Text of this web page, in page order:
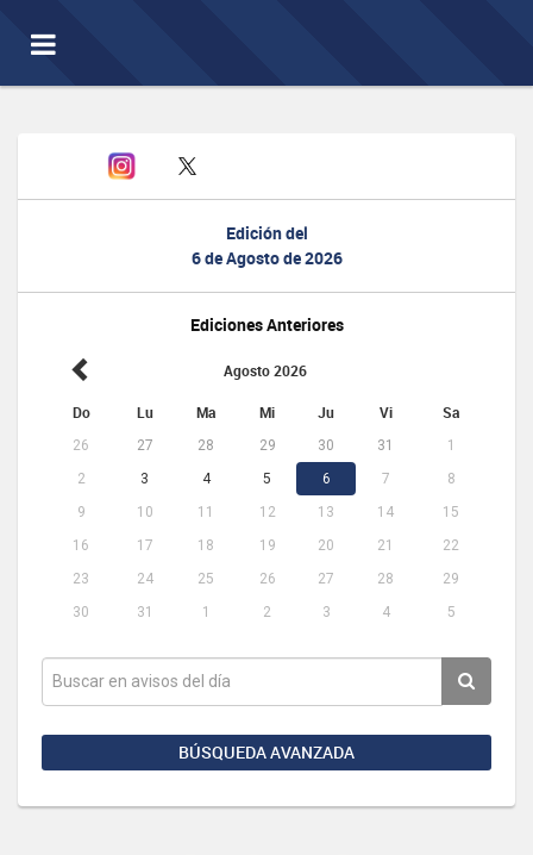
Toggle
navigation
Edición del
6 de Agosto de 2026
Ediciones Anteriores
Agosto 2026
Do Lu Ma Mi Ju Vi Sa
26 27 28 29 30 31
1
2
3 4 5 6 7
8
9
10 11 12 13 14
15
16
17 18 19 20 21
22
23
24 25 26 27 28
29
30
31 1 2 3 4 5
BÚSQUEDA AVANZADA